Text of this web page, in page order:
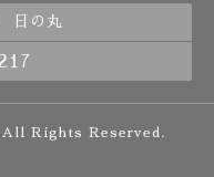
日の丸
All Rights Reserved.